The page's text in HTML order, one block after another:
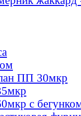
ПП 30мкр
с